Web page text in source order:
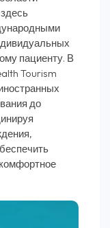
пациенту. В
Tourism
до